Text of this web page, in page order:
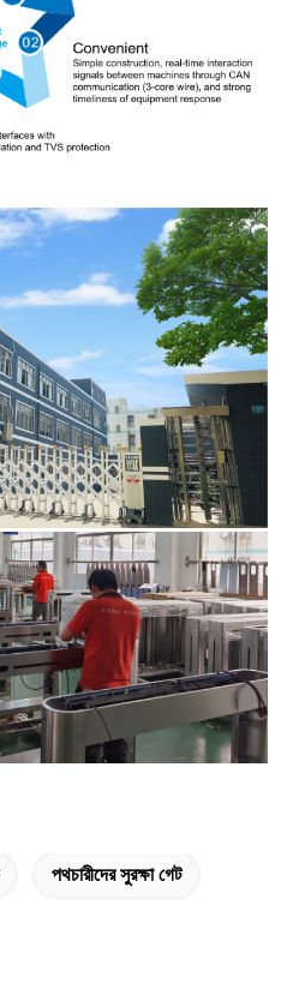
পথচারীদের সুরক্ষা গেট